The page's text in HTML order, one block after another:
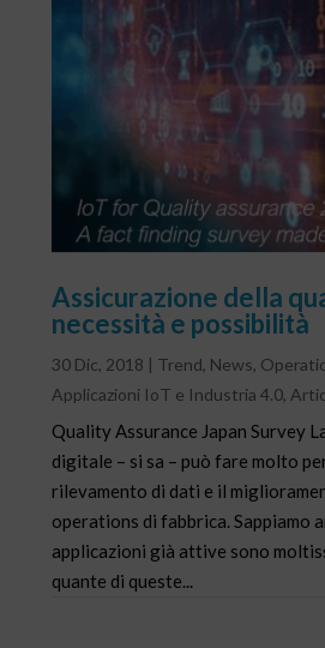
Assicurazione della
necessità e possibilità
30 Dic, 2018 | Trend, News,
Applicazioni IoT e Industria 4.0,
Quality Assurance Japan Survey
digitale – si sa – può fare molto
rilevamento di dati e il
operations di fabbrica. Sappiamo
applicazioni già attive sono
quante di queste...